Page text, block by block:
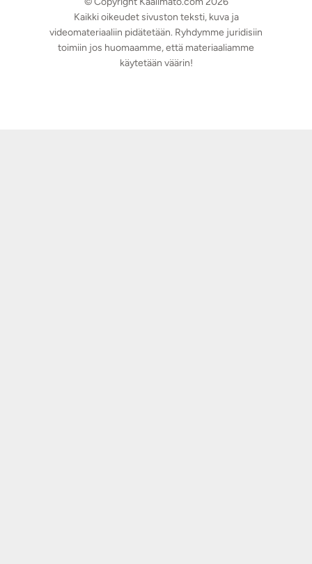
Kaikki oikeudet sivuston teksti, kuva ja
videomateriaaliin pidätetään. Ryhdymme juridisiin
toimiin jos huomaamme, että materiaaliamme
käytetään väärin!